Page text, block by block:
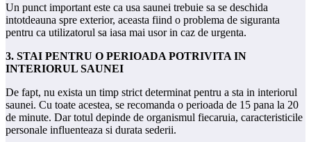
Un punct important este ca usa saunei trebuie sa se deschida
intotdeauna spre exterior, aceasta fiind o problema de siguranta
pentru ca utilizatorul sa iasa mai usor in caz de urgenta.
3. STAI PENTRU O PERIOADA POTRIVITA IN
INTERIORUL SAUNEI
De fapt, nu exista un timp strict determinat pentru a sta in interiorul
saunei. Cu toate acestea, se recomanda o perioada de 15 pana la 20
de minute. Dar totul depinde de organismul fiecaruia, caracteristicile
personale influenteaza si durata sederii.